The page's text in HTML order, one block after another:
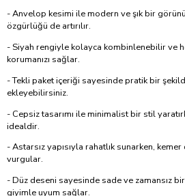
- Anvelop kesimi ile modern ve şık bir
özgürlüğü de artırılır.
- Siyah rengiyle kolayca kombinlenebilir ve
korumanızı sağlar.
- Tekli paket içeriği sayesinde pratik bir
ekleyebilirsiniz.
- Cepsiz tasarımı ile minimalist bir stil
idealdir.
- Astarsız yapısıyla rahatlık sunarken,
vurgular.
- Düz deseni sayesinde sade ve zamansız
giyimle uyum sağlar.